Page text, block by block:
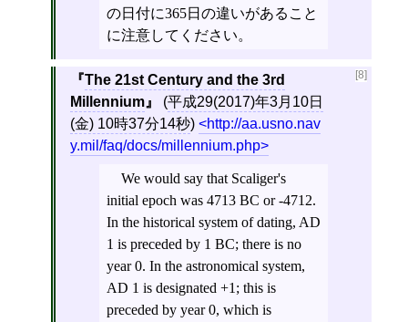
の日付に365日の違いがあること
に注意してください。
[8]
The 21st Century and the 3rd
Millennium
(平成29(2017)年3月10日
(金) 10時37分14秒)
http://aa.usno.nav
y.mil/faq/docs/millennium.php
We would say that Scaliger's
initial epoch was 4713 BC or -4712.
In the historical system of dating, AD
1 is preceded by 1 BC; there is no
year 0. In the astronomical system,
AD 1 is designated +1; this is
preceded by year 0, which is